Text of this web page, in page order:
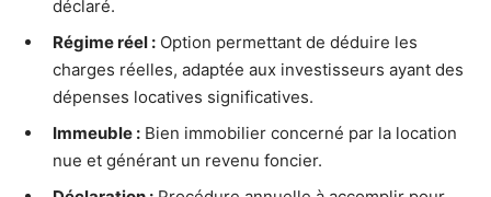
déclaré.
Régime réel : Option permettant de déduire les
charges réelles, adaptée aux investisseurs ayant des
dépenses locatives significatives.
Immeuble : Bien immobilier concerné par la location
nue et générant un revenu foncier.